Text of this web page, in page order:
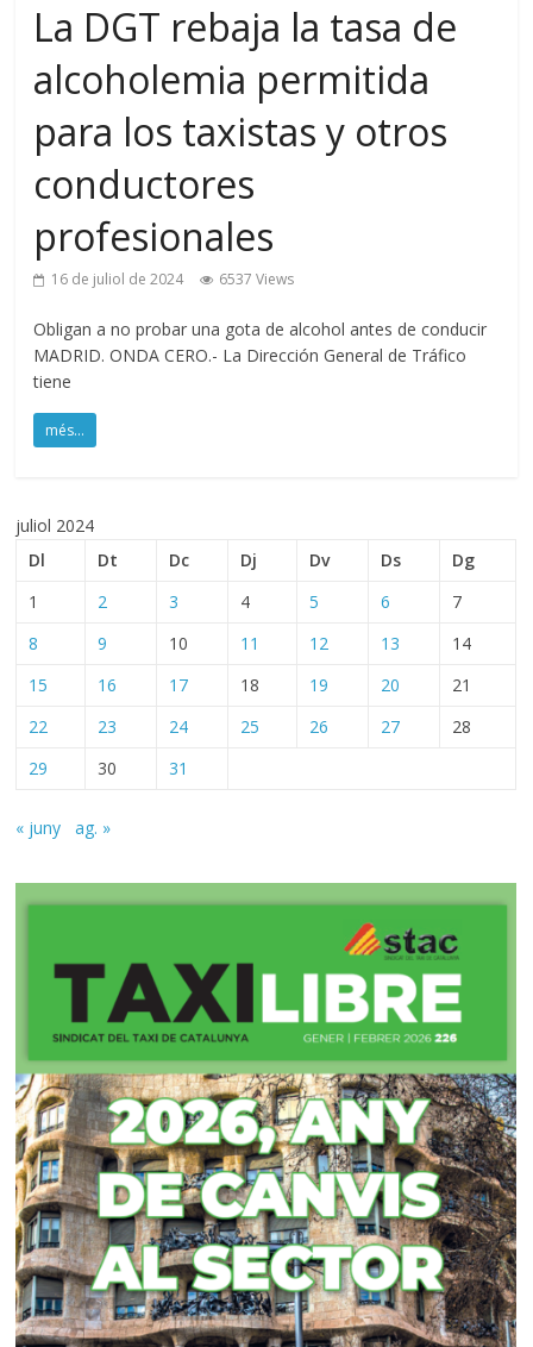
La DGT rebaja la tasa de
alcoholemia permitida
para los taxistas y otros
conductores
profesionales
16 de juliol de 2024 6537 Views
Obligan a no probar una gota de alcohol antes de conducir
MADRID. ONDA CERO.- La Dirección General de Tráfico
tiene
més...
juliol 2024
Dl
Dt Dc Dj Dv Ds
Dg
1
2 3 4 5 6
7
8
9 10 11 12 13
14
15
16 17 18 19 20
21
22
23 24 25 26 27
28
29
30 31
« juny ag. »